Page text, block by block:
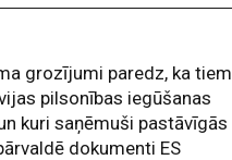
grozījumi paredz, ka tiem
pilsonības iegūšanas
kuri saņēmuši pastāvīgās
dokumenti ES